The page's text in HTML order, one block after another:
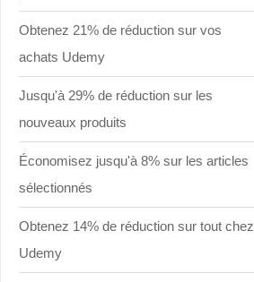
Obtenez 21% de réduction sur vos
achats Udemy
Jusqu'à 29% de réduction sur les
nouveaux produits
Économisez jusqu'à 8% sur les articles
sélectionnés
Obtenez 14% de réduction sur tout chez
Udemy